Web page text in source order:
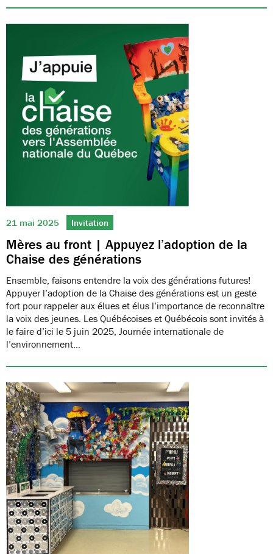
21 mai 2025 Invitation
Mères au front | Appuyez l’adoption de la
Chaise des générations
Ensemble, faisons entendre la voix des générations futures!
Appuyer l’adoption de la Chaise des générations est un geste
fort pour rappeler aux élues et élus l’importance de reconnaître
la voix des jeunes. Les Québécoises et Québécois sont invités à
le faire d’ici le 5 juin 2025, Journée internationale de
l’environnement…